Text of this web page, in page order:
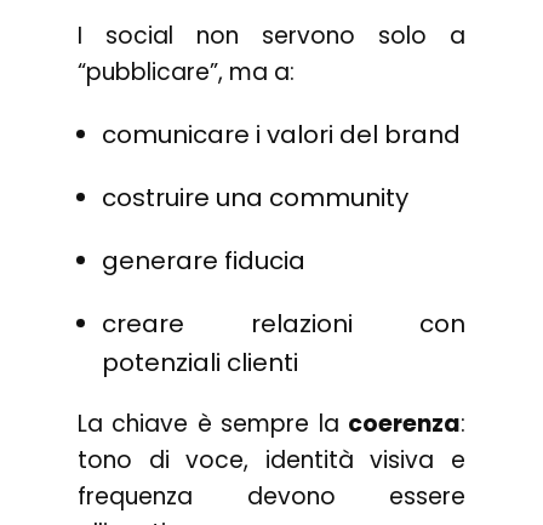
I social non servono solo a
“pubblicare”, ma a:
comunicare i valori del brand
costruire una community
generare fiducia
creare relazioni con
potenziali clienti
La chiave è sempre la coerenza:
tono di voce, identità visiva e
frequenza devono essere